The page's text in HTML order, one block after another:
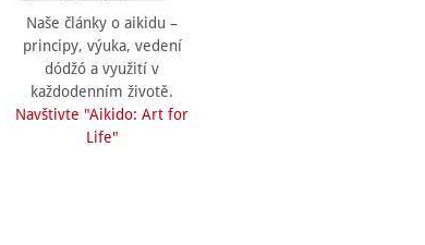
Naše články o aikidu –
principy, výuka, vedení
dódžó a využití v
každodenním životě.
Navštivte "Aikido: Art for
Life"